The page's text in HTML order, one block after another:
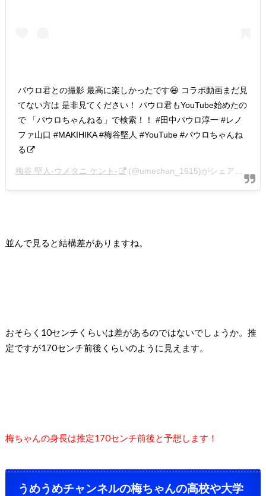
パウロ君との撮影 最高に楽しかったです😆 コラボ動画まだ見
てない方は 是非見てください！ パウロ君もYouTube始めたの
で 「パウロちゃんねる」で検索！！ #田中パウロ淳一 #レノ
ファ山口 #MAKIHIKA #梅谷堅人 #YouTube #パウロちゃんね
る
梅谷 堅人-ウメタニ ケント- (@umechan_1615)がシェアした投稿 –
並んで見ると結構差がありますね。
おそらく 10センチくらいは差があるのではないでしょうか。推
定ですが170センチ前後くらいのように見えます。
梅ちゃんの身長は推定170センチ前後と予想します！
うめうめチャンネルの梅ちゃんの高校や大学